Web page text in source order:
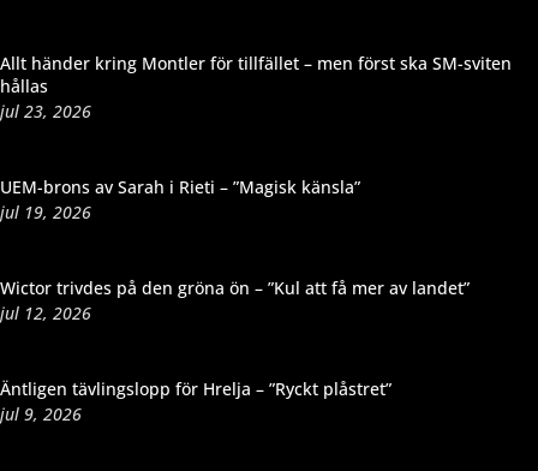
Allt händer kring Montler för tillfället – men först ska SM-sviten
hållas
jul 23, 2026
UEM-brons av Sarah i Rieti – ”Magisk känsla”
jul 19, 2026
Wictor trivdes på den gröna ön – ”Kul att få mer av landet”
jul 12, 2026
Äntligen tävlingslopp för Hrelja – ”Ryckt plåstret”
jul 9, 2026